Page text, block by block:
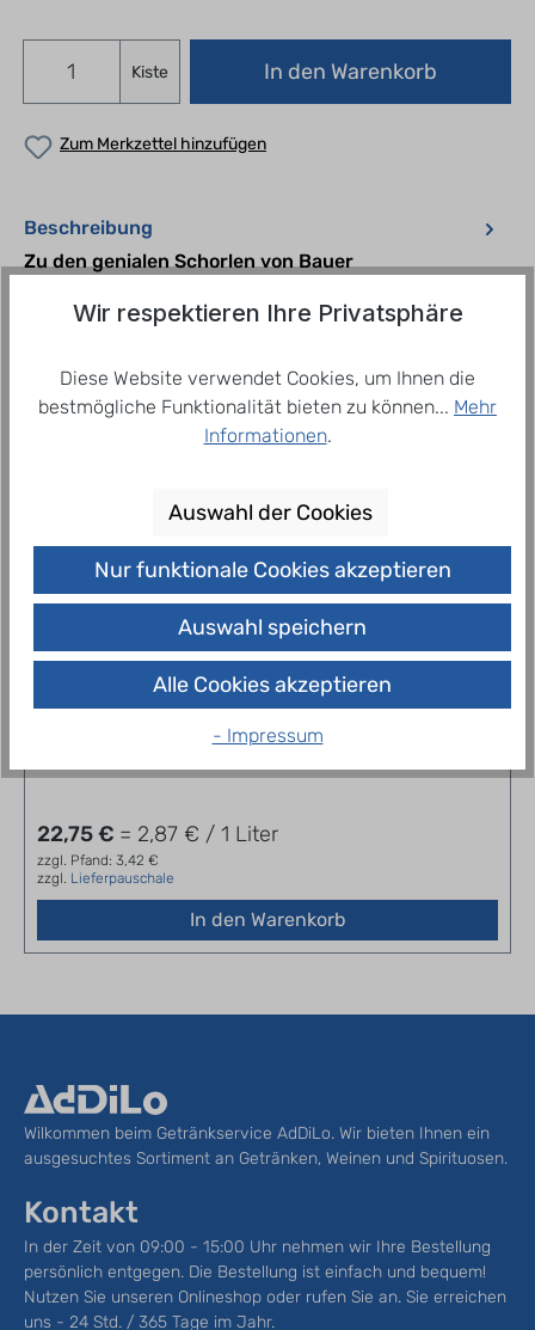
Kiste In den Warenkorb
Zum Merkzettel hinzufügen
Beschreibung
Zu den genialen Schorlen von Bauer
Rhabarberschorle. Rosefarben prickelt sie als
22,75 € = 2,87 € / 1 Liter
zzgl. Pfand: 3,42 €
zzgl. Lieferpauschale
In den Warenkorb
Wilkommen beim Getränkservice AdDiLo. Wir bieten Ihnen ein
ausgesuchtes Sortiment an Getränken, Weinen und Spirituosen.
Kontakt
In der Zeit von 09:00 - 15:00 Uhr nehmen wir Ihre Bestellung
persönlich entgegen. Die Bestellung ist einfach und bequem!
Nutzen Sie unseren Onlineshop oder rufen Sie an. Sie erreichen
uns - 24 Std. / 365 Tage im Jahr.
Wir respektieren Ihre Privatsphäre
Diese Website verwendet Cookies, um Ihnen die
bestmögliche Funktionalität bieten zu können... Mehr
Informationen.
Auswahl der Cookies
Nur funktionale Cookies akzeptieren
Auswahl speichern
Alle Cookies akzeptieren
- Impressum